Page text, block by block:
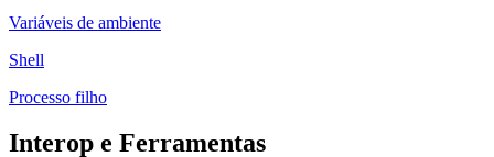
Variáveis de ambiente
Shell
Processo filho
Interop e Ferramentas